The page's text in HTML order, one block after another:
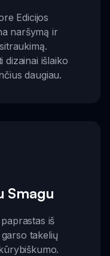
Edicijos
naršymą ir
dizainai išlaiko
daugiau.
Smagu
iš
takelių